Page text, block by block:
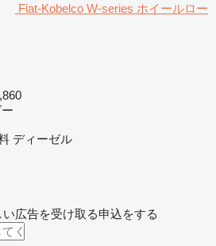
Fiat-Kobelco W-series ホイールロー
ディーゼル
広告を受け取る申込をする